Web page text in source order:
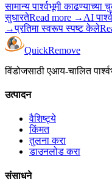
सामान्य पार्श्वभूमी काढण्याच्या
सुधारतेRead more → AI
→प्रतिमा स्वरूप स्पष्ट केले
QuickRemove
विंडोजसाठी एआय-चालित
उत्पादन
वैशिष्ट्ये
किंमत
तुलना करा
डाउनलोड करा
संसाधने